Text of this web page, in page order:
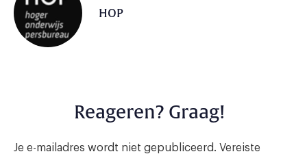
HOP
Reageren? Graag!
Je e-mailadres wordt niet gepubliceerd. Vereiste